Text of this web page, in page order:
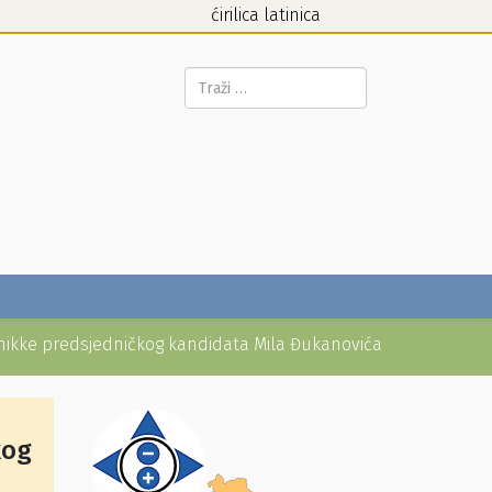
ćirilica latinica
Pretraga...
predsjedničkog kandidata Mila Đukanovića